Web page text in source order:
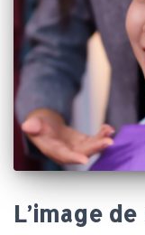
L’image